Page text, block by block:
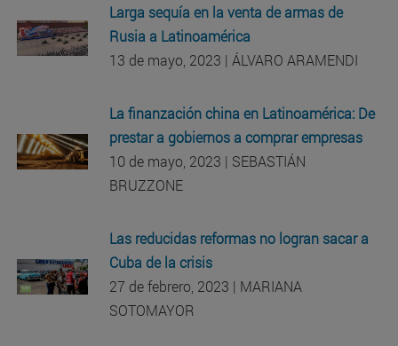
Larga sequía en la venta de armas de
Rusia a Latinoamérica
13 de mayo, 2023 | ÁLVARO ARAMENDI
La finanzación china en Latinoamérica: De
prestar a gobiernos a comprar empresas
10 de mayo, 2023 | SEBASTIÁN
BRUZZONE
Las reducidas reformas no logran sacar a
Cuba de la crisis
27 de febrero, 2023 | MARIANA
SOTOMAYOR